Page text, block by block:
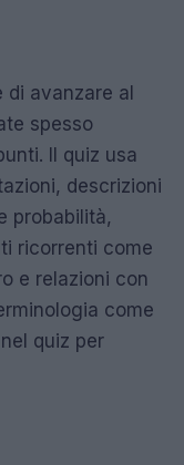
avanzare al
spesso
Il quiz usa
descrizioni
probabilità,
ricorrenti come
e relazioni con
come
quiz per